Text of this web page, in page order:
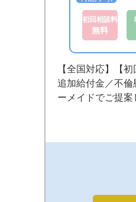
初回相談料
無料
【全国対応】【
追加給付金／不
ーメイドでご提